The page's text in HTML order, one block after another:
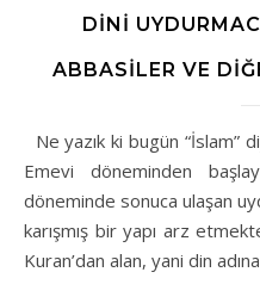
DİNİ
ABBASİLER VE
Ne yazık ki bugün “İslam” diye ortaya konulan din, özellikle
Emevi döneminden
döneminde sonuca ulaşan
karışmış bir yapı arz
Kuran’dan alan, yani din